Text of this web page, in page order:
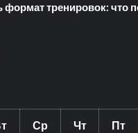
формат тренировок: что
Ср Чт Пт